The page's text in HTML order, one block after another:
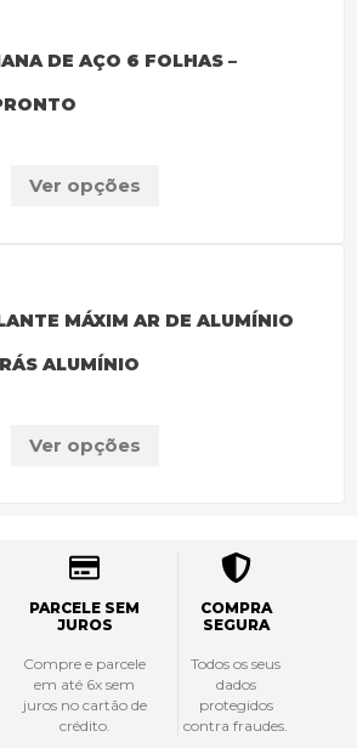
DE AÇO 6 FOLHAS –
Ver opções
MÁXIM AR DE ALUMÍNIO
ALUMÍNIO
Ver opções
PARCELE SEM
JUROS
Compre e parcele
em até 6x sem
juros no cartão de
crédito.
COMPRA
SEGURA
Todos os seus
dados
protegidos
contra fraudes.